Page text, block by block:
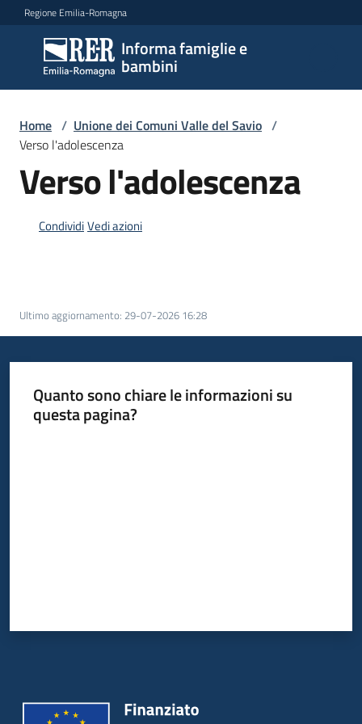
Vai al contenuto
Vai alla navigazione
Vai al footer
Regione Emilia-Romagna
Informa famiglie e
bambini
Informa
famiglie
e
bambini
Argomenti
per
le
Informazioni
Home / Unione dei Comuni Valle del Savio /
Verso l'adolescenza
Verso l'adolescenza
CondividiVedi azioni
Ultimo aggiornamento: 29-07-2026 16:28
Quanto sono chiare le informazioni su
questa pagina?